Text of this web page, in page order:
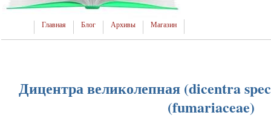
Главная Блог Архивы Магазин
Дицентра великолепная (dicentra
(fumariaceae)